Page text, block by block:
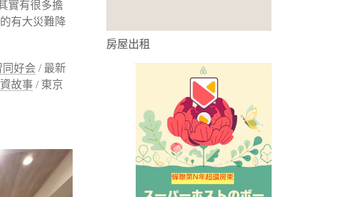
實有很多擔
有大災難降
好会 / 最新
故事/ 東京
房屋出租